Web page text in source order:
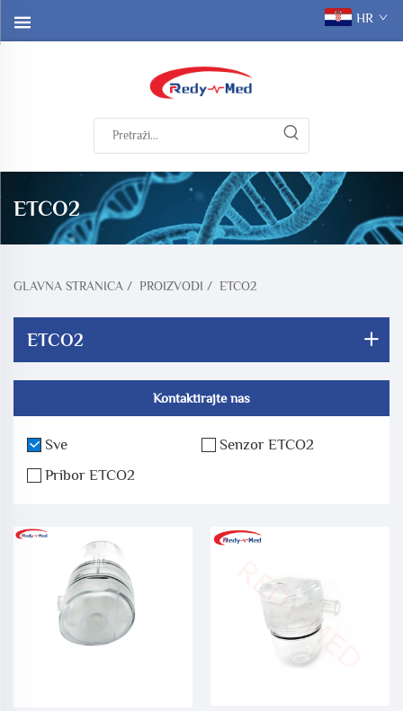
HR
ETCO2
GLAVNA STRANICA / PROIZVODI / ETCO2
ETCO2
Kontaktirajte nas
Sve
Senzor ETCO2
Pribor ETCO2